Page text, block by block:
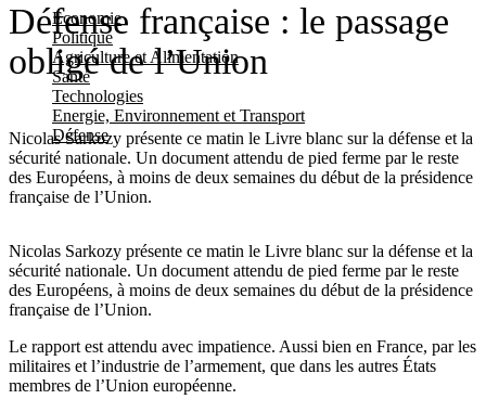
Economie
Politique
Agriculture et Alimentation
Santé
Technologies
Energie, Environnement et Transport
Défense
Défense française : le passage
obligé de l’Union
Nicolas Sarkozy présente ce matin le Livre blanc sur la défense et la
sécurité nationale. Un document attendu de pied ferme par le reste
des Européens, à moins de deux semaines du début de la présidence
française de l’Union.
Nicolas Sarkozy présente ce matin le Livre blanc sur la défense et la
sécurité nationale. Un document attendu de pied ferme par le reste
des Européens, à moins de deux semaines du début de la présidence
française de l’Union.
Le rapport est attendu avec impatience. Aussi bien en France, par les
militaires et l’industrie de l’armement, que dans les autres États
membres de l’Union européenne.